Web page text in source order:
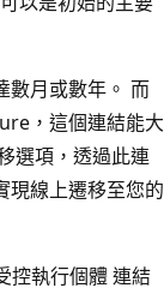
數月或數年。 而
，這個連結能大
選項，透過此連
現線上遷移至您的
控執行個體 連結